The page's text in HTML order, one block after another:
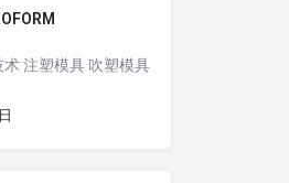
注塑模具 吹塑模具